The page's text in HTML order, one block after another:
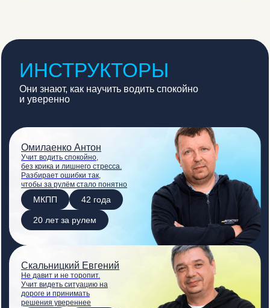
ИНСТРУКТОРЫ
Они знают, как научить водить спокойно
и уверенно
Омилаенко Антон
Учит водить спокойно,
без крика и лишнего стресса.
Разбирает ошибки так,
чтобы за рулём стало понятно
МКПП 42 года
20 лет за рулем
Скальницкий Евгений
Не давит и не торопит.
Учит видеть ситуацию на
дороге и принимать
решения увереннее